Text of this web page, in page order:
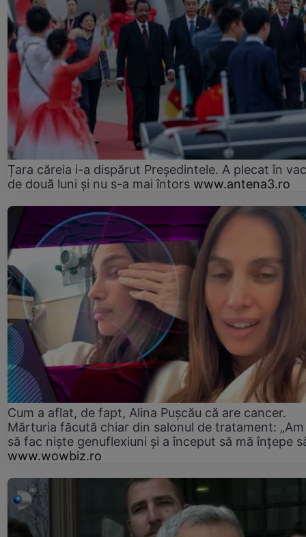
Țara căreia i-a dispărut Președintele. A plecat în
de două luni și nu s-a mai întors www.antena3.ro
Cum a aflat, de fapt, Alina Pușcău că are cancer.
Mărturia făcută chiar din salonul de tratament:
să fac niște genuflexiuni și a început să mă înțepe
www.wowbiz.ro